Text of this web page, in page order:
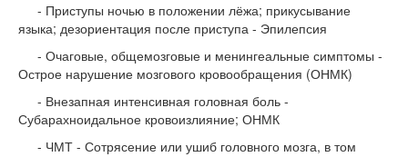
- Приступы ночью в положении лёжа; прикусывание
языка; дезориентация после приступа - Эпилепсия
- Очаговые, общемозговые и менингеальные симптомы -
Острое нарушение мозгового кровообращения (ОНМК)
- Внезапная интенсивная головная боль -
Субарахноидальное кровоизлияние; ОНМК
- ЧМТ - Сотрясение или ушиб головного мозга, в том